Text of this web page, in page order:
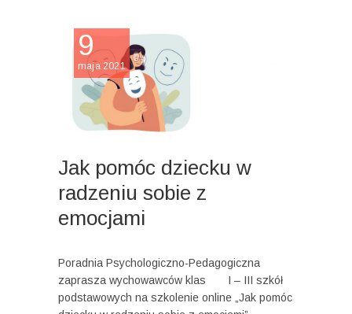
9
maja 2021
Jak pomóc dziecku w
radzeniu sobie z
emocjami
Poradnia Psychologiczno-Pedagogiczna
zaprasza wychowawców klas I – III szkół
podstawowych na szkolenie online „Jak pomóc